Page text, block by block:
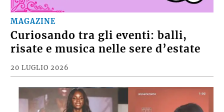
MAGAZINE
Curiosando tra gli eventi: balli,
risate e musica nelle sere d’estate
20 LUGLIO 2026